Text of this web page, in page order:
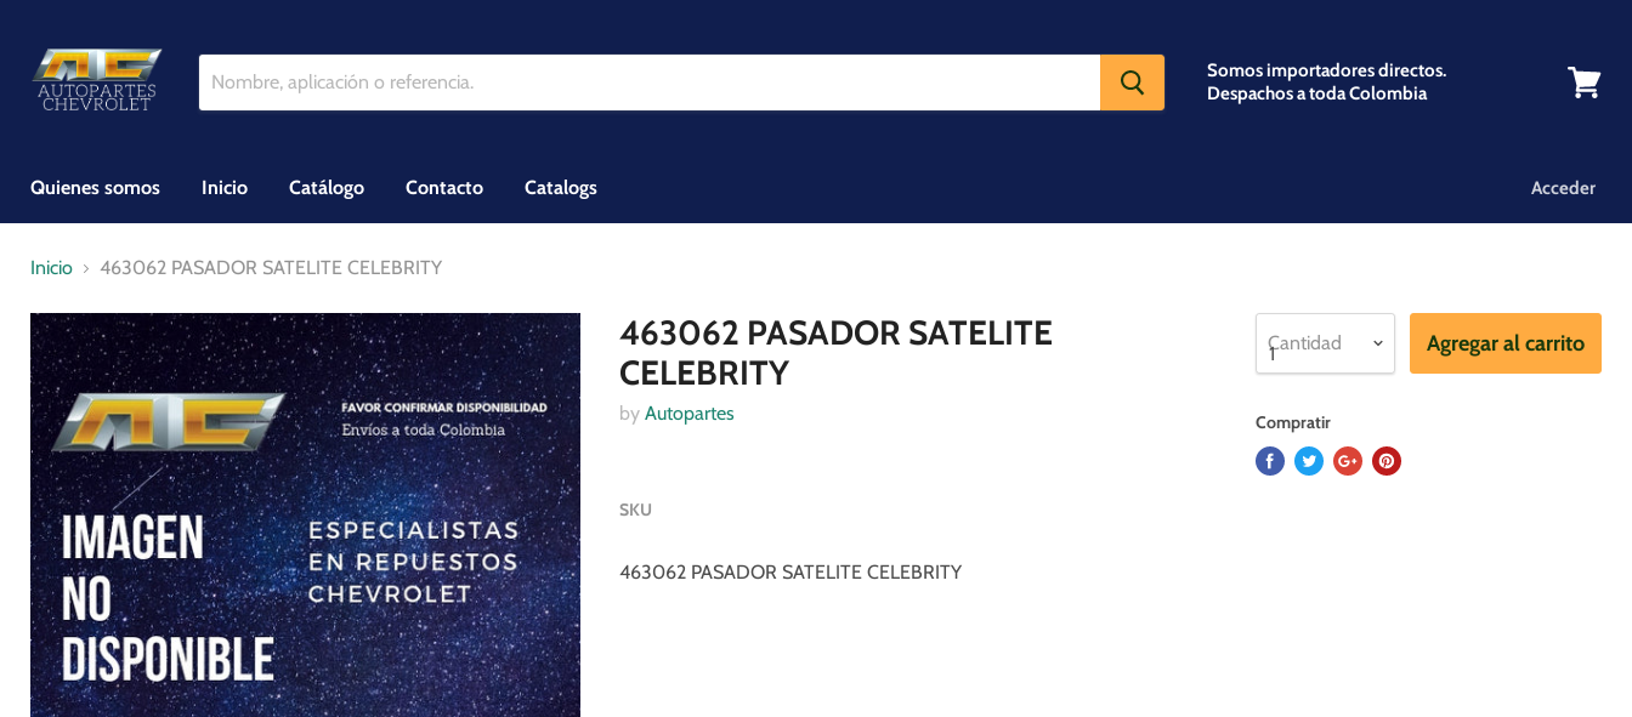
Somos importadores directos.
Despachos a toda Colombia
Quienes somos Inicio Catálogo Contacto Catalogs Acceder
Inicio 463062 PASADOR SATELITE CELEBRITY
463062 PASADOR SATELITE
CELEBRITY
byAutopartes
SKU
463062 PASADOR SATELITE CELEBRITY
Cantidad Agregar al carrito
Compratir